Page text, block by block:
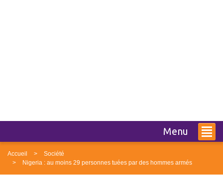
Menu
Accueil
Société
Nigeria : au moins 29 personnes tuées par des hommes armés